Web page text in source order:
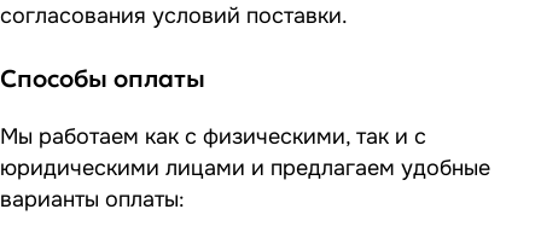
согласования условий поставки.
Способы оплаты
Мы работаем как с физическими, так и с
юридическими лицами и предлагаем удобные
варианты оплаты: